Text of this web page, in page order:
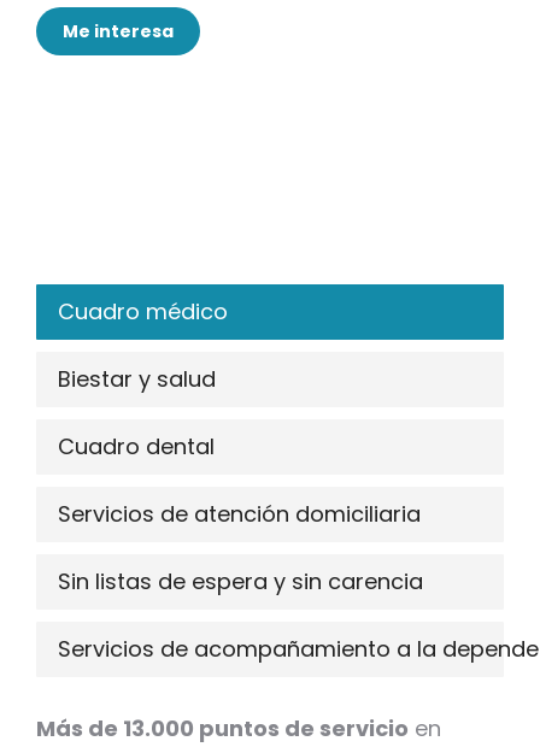
Me interesa
Cuadro médico
Biestar y salud
Cuadro dental
Servicios de atención domiciliaria
Sin listas de espera y sin carencia
Servicios de acompañamiento a la
Más de 13.000 puntos de servicio en